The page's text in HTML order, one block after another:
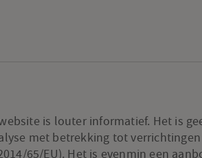
is louter informatief. Het is
met betrekking tot
65/EU). Het is evenmin een